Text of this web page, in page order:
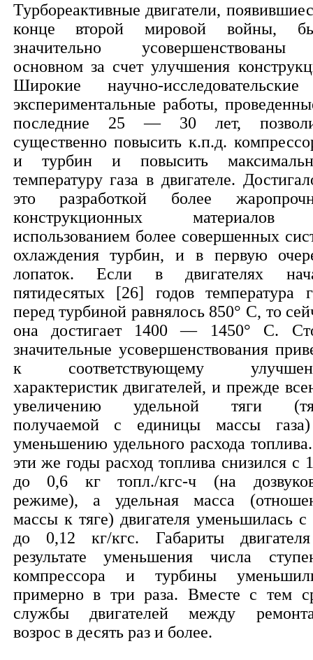
Турбореактивные двигатели,
конце второй мировой войны,
значительно
основном за счет улучшения
Широкие научно-
экспериментальные работы,
последние 25 — 30 лет,
существенно повысить к.п.д.
и турбин и повысить
температуру газа в двигателе.
это разработкой более
конструкционных
использованием более совершенных
охлаждения турбин, и в первую
лопаток. Если в двигателях
пятидесятых [26] годов температура
перед турбиной равнялось 850° С, то
она достигает 1400 — 1450° С.
значительные усовершенствования
к соответствующему
характеристик двигателей, и прежде
увеличению удельной тяги
получаемой с единицы массы
уменьшению удельного расхода
эти же годы расход топлива снизился с
до 0,6 кг топл./кгс-ч (на
режиме), а удельная масса
массы к тяге) двигателя уменьшилась с
до 0,12 кг/кгс. Габариты
результате уменьшения числа
компрессора и турбины
примерно в три раза. Вместе с тем
службы двигателей между
возрос в десять раз и более.